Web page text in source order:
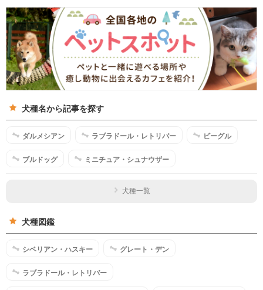
犬種名から記事を探す
ダルメシアン ラブラドール・レトリバー ビーグル
ブルドッグ ミニチュア・シュナウザー
犬種一覧
犬種図鑑
シベリアン・ハスキー グレート・デン
ラブラドール・レトリバー